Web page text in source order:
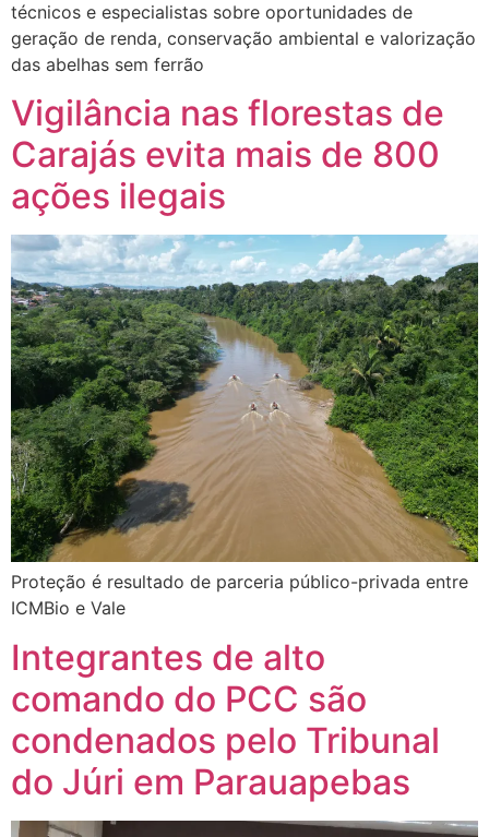
técnicos e especialistas sobre oportunidades de
geração de renda, conservação ambiental e valorização
das abelhas sem ferrão
Vigilância nas florestas de
Carajás evita mais de 800
ações ilegais
Proteção é resultado de parceria público-privada entre
ICMBio e Vale
Integrantes de alto
comando do PCC são
condenados pelo Tribunal
do Júri em Parauapebas